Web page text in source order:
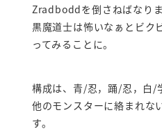
Zradboddを倒さねばなりま
黒魔道士は怖いなぁとビク
ってみることに。
構成は、青/忍，踊/忍，白/
他のモンスターに絡まれな
す。